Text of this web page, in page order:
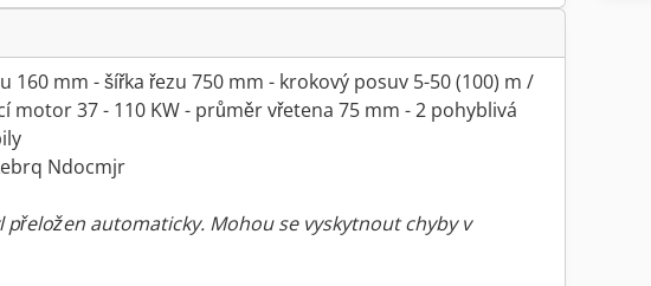
160 mm - šířka řezu 750 mm - krokový posuv 5-50 (100) m /
motor 37 - 110 KW - průměr vřetena 75 mm - 2 pohyblivá
Ndocmjr
přeložen automaticky. Mohou se vyskytnout chyby v